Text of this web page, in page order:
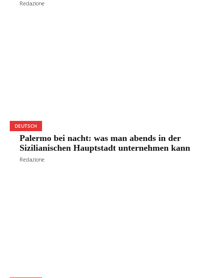
Redazione
DEUTSCH
Palermo bei nacht: was man abends in der
Sizilianischen Hauptstadt unternehmen kann
Redazione